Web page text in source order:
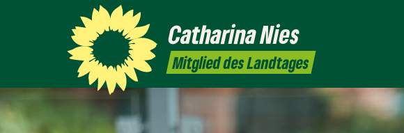
CatharinaNies
Mitglied des Landtages